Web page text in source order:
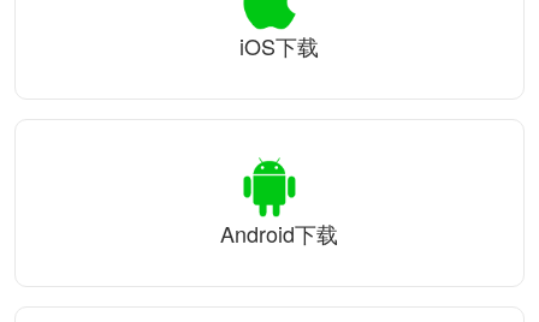
iOS下载
Android下载